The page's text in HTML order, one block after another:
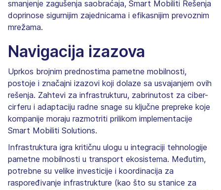
smanjenje zagušenja saobraćaja, Smart Mobiliti Rešenja
doprinose sigurnijim zajednicama i efikasnijim prevoznim
mrežama.
Navigacija izazova
Uprkos brojnim prednostima pametne mobilnosti,
postoje i značajni izazovi koji dolaze sa usvajanjem ovih
rešenja. Zahtevi za infrastrukturu, zabrinutost za ciber-
cirferu i adaptaciju radne snage su ključne prepreke koje
kompanije moraju razmotriti prilikom implementacije
Smart Mobiliti Solutions.
Infrastruktura igra kritičnu ulogu u integraciji tehnologije
pametne mobilnosti u transport ekosistema. Međutim,
potrebne su velike investicije i koordinacija za
raspoređivanje infrastrukture (kao što su stanice za